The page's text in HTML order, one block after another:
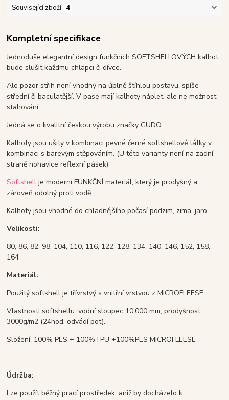
Související zboží 4
Kompletní specifikace
Jednoduše elegantní design funkčních SOFTSHELLOVÝCH kalhot
bude slušit každmu chlapci či dívce.
Ale pozor střih není vhodný na úplně štíhlou postavu, spíše
střední či baculatější. V pase mají kalhoty náplet, ale ne možnost
stahování.
Jedná se o kvalitní českou výrobu značky GUDO.
Kalhoty jsou ušity v kombinaci pevné černé softshellové látky v
kombinaci s barevým stěpováním. (U této varianty není na zadní
straně nohavice reflexní pásek)
Softshell je moderní FUNKČNÍ materiál, který je prodyšný a
zároveň odolný proti vodě.
Kalhoty jsou vhodné do chladnějšího počasí podzim, zima, jaro.
Velikosti:
80, 86, 82, 98, 104, 110, 116, 122, 128, 134, 140, 146, 152, 158,
164
Materiál:
Použitý softshell je třívrstvý s vnitřní vrstvou z MICROFLEESE.
Vlastnosti softshellu: vodní sloupec 10.000 mm, prodyšnost:
3000g/m2 (24hod. odvádí pot).
Složení: 100% PES + 100%TPU +100%PES MICROFLEESE
Údržba:
Lze použít běžný prací prostředek, aniž by docházelo k